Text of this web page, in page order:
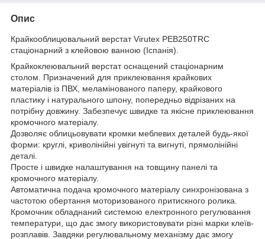
Опис
Крайкооблицювальний верстат Virutex PEB250TRC
стаціонарний з клейовою ванною (Іспанія).
Крайкоклеювальний верстат оснащений стаціонарним
столом. Призначений для приклеювання крайкових
матеріалів із ПВХ, меламінованого паперу, крайкового
пластику і натурального шпону, попередньо відрізаних на
потрібну довжину. Забезпечує швидке та якісне приклеювання
кромочного матеріалу.
Дозволяє облицьовувати кромки меблевих деталей будь-якої
форми: круглі, криволінійні увігнуті та вигнуті, прямолінійні
деталі.
Просте і швидке налаштування на товщину панелі та
кромочного матеріалу.
Автоматична подача кромочного матеріалу синхронізована з
частотою обертання моторизованого притискного ролика.
Кромочник обладнаний системою електронного регулювання
температури, що дає змогу використовувати різні марки клеїв-
розплавів. Завдяки регулювальному механізму дає змогу